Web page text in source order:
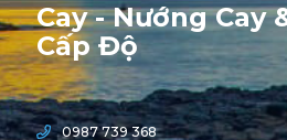
Cay - Nướng Cay
Cấp Độ
0987 739 368